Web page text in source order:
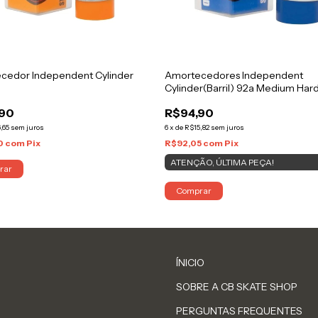
Independent Cylinder
sem juros
com Pix
Amortecedores Independent
Cylinder(Barril) 92a Medium Hard
R$94,90
6x de R$15,82 sem juros
R$92,05 com Pix
ATENÇÃO, ÚLTIMA PEÇA!
Comprar
ÍNICIO
SOBRE A CB SKATE SHOP
PERGUNTAS FREQUENTES